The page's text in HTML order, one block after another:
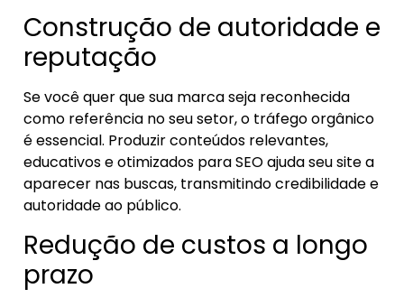
Construção de autoridade e
reputação
Se você quer que sua marca seja reconhecida
como referência no seu setor, o tráfego orgânico
é essencial. Produzir conteúdos relevantes,
educativos e otimizados para SEO ajuda seu site a
aparecer nas buscas, transmitindo credibilidade e
autoridade ao público.
Redução de custos a longo
prazo